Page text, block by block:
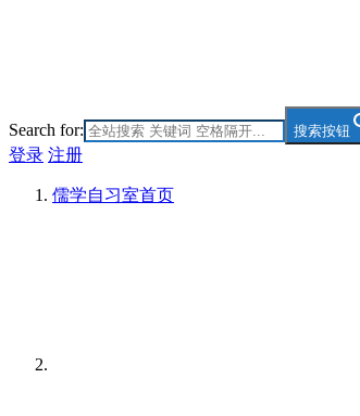
Search for: 搜索按钮
登录 注册
儒学自习室首页